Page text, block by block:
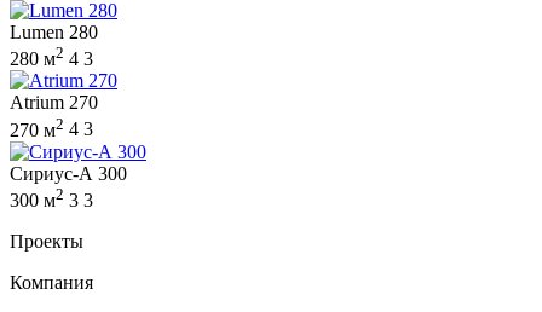
Lumen 280
280 м2 4 3
Atrium 270
270 м2 4 3
Сириус-А 300
300 м2 3 3
Проекты
Компания